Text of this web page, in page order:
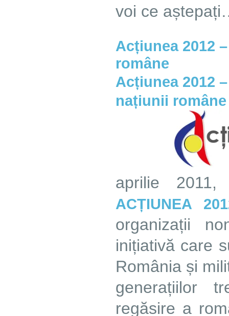
voi ce
Acțiunea 2012
române
Acțiunea 2012
națiunii române
aprilie
ACȚIUNEA
organizații
inițiativă care
România și
generațiilor
regăsire a